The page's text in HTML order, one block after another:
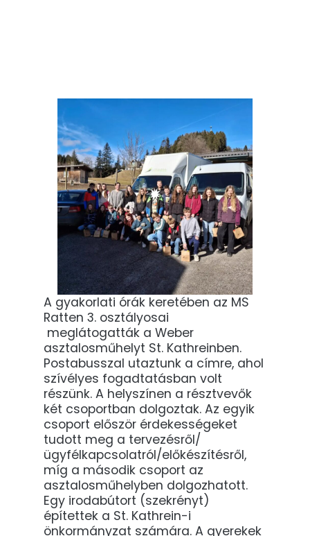
A gyakorlati órák keretében az MS
Ratten 3. osztályosai
meglátogatták a Weber
asztalosműhelyt St. Kathreinben.
Postabusszal utaztunk a címre, ahol
szívélyes fogadtatásban volt
részünk. A helyszínen a résztvevők
két csoportban dolgoztak. Az egyik
csoport először érdekességeket
tudott meg a tervezésről/
ügyfélkapcsolatról/előkészítésről,
míg a második csoport az
asztalosműhelyben dolgozhatott.
Egy irodabútort (szekrényt)
építettek a St. Kathrein-i
önkormányzat számára. A gyerekek